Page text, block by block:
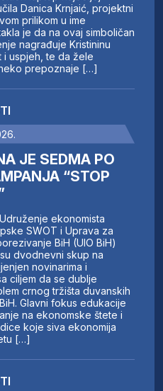
Danica Krnjaić, projektni
prilikom u ime
je da na ovaj simboličan
nagrađuje Kristininu
uspjeh, te da žele
prepoznaje […]
JE SEDMA PO
“STOP
ekonomista
SWOT i Uprava za
BiH (UIO BiH)
dvodnevni skup na
novinarima i
ciljem da se dublje
crnog tržišta duvanskih
Glavni fokus edukacije
na ekonomske štete i
koje siva ekonomija
[…]